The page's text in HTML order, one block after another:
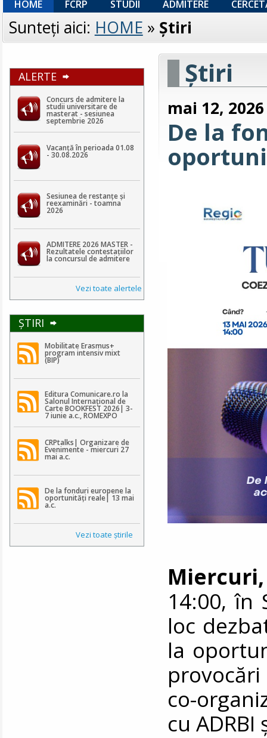
HOME FCRP STUDII ADMITERE
Sunteţi aici: HOME » Ştiri
ALERTE
Concurs de admitere la
studii universitare de
masterat - sesiunea
septembrie 2026
Vacanță în perioada 01.08
- 30.08.2026
Sesiunea de restanțe și
reexaminări - toamna
2026
ADMITERE 2026 MASTER -
Rezultatele contestaţiilor
la concursul de admitere
Vezi toate alertele
ŞTIRI
Mobilitate Erasmus+
program intensiv mixt
(BIP)
Editura Comunicare.ro la
Salonul Internațional de
Carte BOOKFEST 2026| 3-
7 iunie a.c., ROMEXPO
CRPtalks| Organizare de
Evenimente - miercuri 27
mai a.c.
De la fonduri europene la
oportunități reale| 13 mai
a.c.
Vezi toate ştirile
Ştiri
mai 12, 2026
De la
Miercuri,
14:00, în
loc
la
co-
cu ADRBI